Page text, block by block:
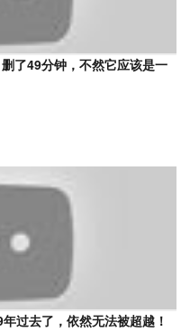
了49分钟，不然它应该是一
过去了，依然无法被超越！